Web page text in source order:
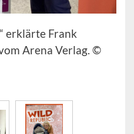
erklärte Frank
Arena Verlag. ©